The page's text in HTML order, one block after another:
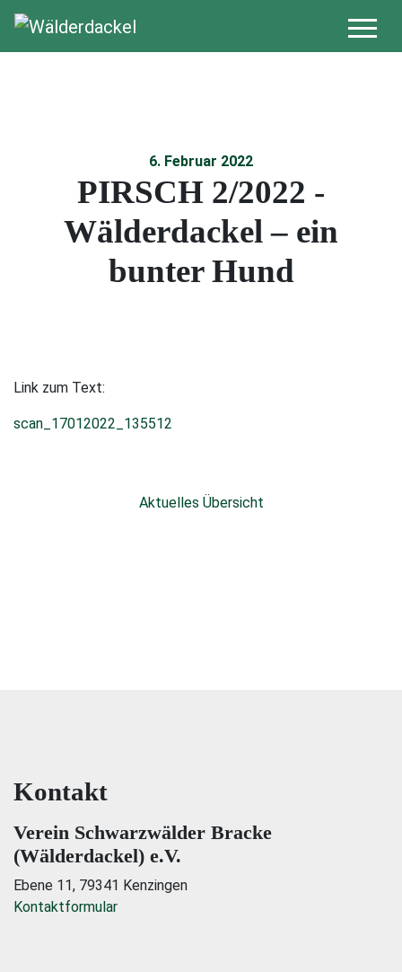
6. Februar 2022
PIRSCH 2/2022 -
Wälderdackel – ein
bunter Hund
Link zum Text:
scan_17012022_135512
Aktuelles Übersicht
Kontakt
Verein Schwarzwälder Bracke
(Wälderdackel) e.V.
Ebene 11, 79341 Kenzingen
Kontaktformular